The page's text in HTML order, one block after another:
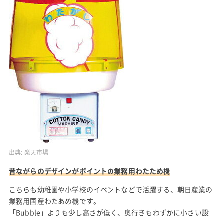
出典: 楽天市場
昔ながらのデザインがポイントの業務用わたため機
こちらも幼稚園や小学校のイベントなどで活躍する、朝日産業の
業務用国産わたあめ機です。
「Bubble」よりも少し高さが低く、奥行きもわずかに小さい設